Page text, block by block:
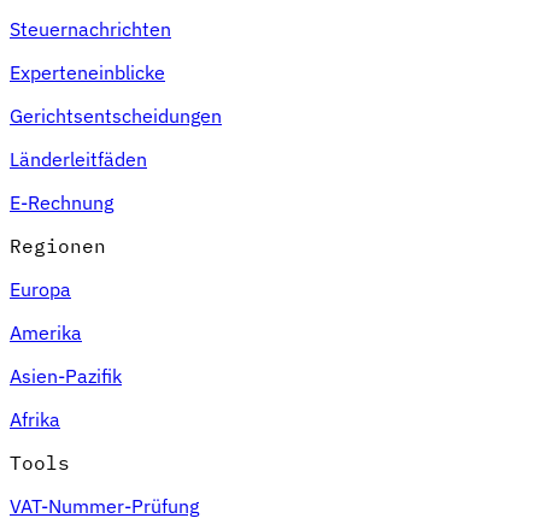
Steuernachrichten
Experteneinblicke
Gerichtsentscheidungen
Länderleitfäden
E-Rechnung
Regionen
Europa
Amerika
Asien-Pazifik
Afrika
Tools
VAT-Nummer-Prüfung